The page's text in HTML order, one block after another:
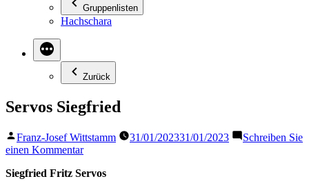
Gruppenlisten
Hachschara
Zurück
Servos Siegfried
Veröffentlicht
von
Franz-Josef Wittstamm 31/01/202331/01/2023
Schreiben Sie
einen Kommentarzu
Siegfried
Siegfried Fritz Servos